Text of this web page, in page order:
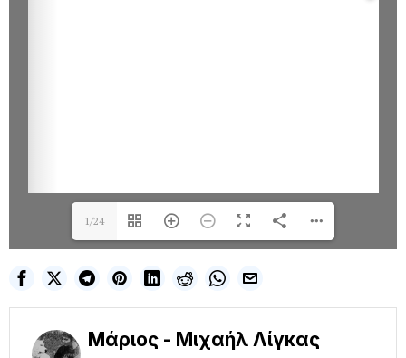
1/24
Μάριος - Μιχαήλ Λίγκας